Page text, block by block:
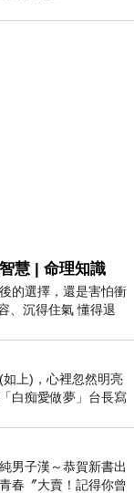
慧 | 命理知識
的選擇，還是害怕衝
沉得住氣 懂得退
上)，心裡忽然明亮
白痴愛做夢」台長寫
上
男子漢～恭賀新書出
春〞大賣！記得你曾